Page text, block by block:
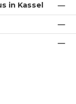
in Kassel